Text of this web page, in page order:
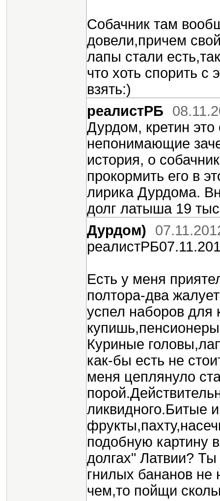
Собачник там
довели,причем
лапы стали
что хоть спорить с
взять:)
реалистРБ
Дурдом, кретин
непонимающие
история, о
прокормить его в
лирика Дурдома.
долг латыша 19
Дурдом)
Есть у меня
полтора-два
успел наборов для
Куриные
как-бы есть не
меня цеплянуло
ликвидного.Битые
подобную картину
долгах" Латвии?
гнилых бананов не
чем,то пойщи